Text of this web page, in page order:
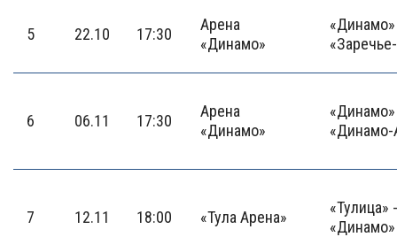
5 22.10 17:30
Арена
«Динамо»
6 06.11 17:30
Арена
«Динамо»
«Динамо-
7 12.11 18:00 «Тула Арена»
«Тулица» -